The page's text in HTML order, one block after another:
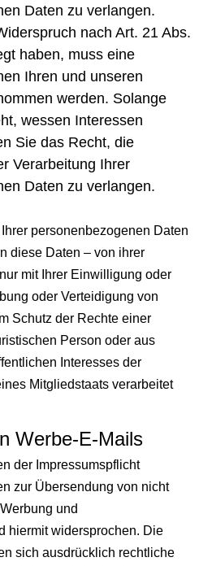
Daten zu verlangen.
nach Art. 21 Abs.
haben, muss eine
Ihren und unseren
werden. Solange
wessen Interessen
Sie das Recht, die
Verarbeitung Ihrer
Daten zu verlangen.
personenbezogenen Daten
diese Daten – von ihrer
mit Ihrer Einwilligung oder
oder Verteidigung von
Schutz der Rechte einer
Person oder aus
Interesses der
Mitgliedstaats verarbeitet
Werbe-E-Mails
der Impressumspflicht
zur Übersendung von nicht
und
hiermit widersprochen. Die
sich ausdrücklich rechtliche